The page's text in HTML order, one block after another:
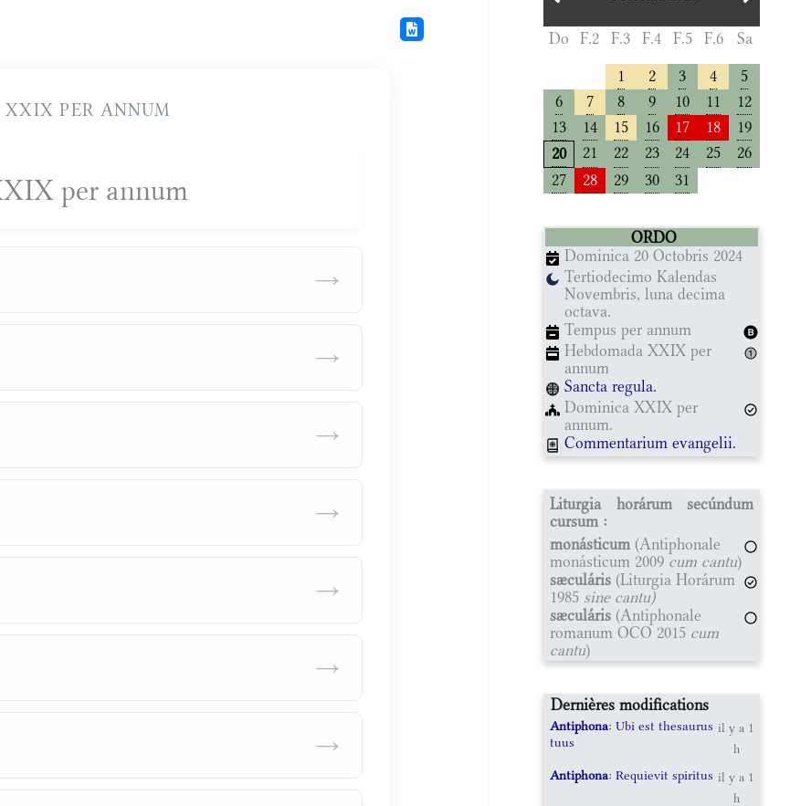
XXIX PER ANNUM
per annum
→
→
→
→
→
→
→
Do F.2 F.3 F.4 F.5 F.6 Sa
1 2 3 4
5
6
7 8 9 10 11
12
13
14 15 16 17 18
19
20
21 22 23 24 25
26
27
28 29 30 31
ORDO
Dominica 20 Octobris 2024
Tertiodecimo Kalendas
Novembris, luna decima
octava.
Tempus per annum
Hebdomada XXIX per
annum
Sancta regula.
Dominica XXIX per
annum.
Commentarium evangelii.
Liturgia horárum secúndum
cursum :
monásticum (Antiphonale
monásticum 2009 cum cantu)
sæculáris (Liturgia Horárum
1985 sine cantu)
sæculáris (Antiphonale
romanum OCO 2015 cum
cantu)
Dernières modifications
Antiphona: Ubi est thesaurus
tuus
il y a 1
h
Antiphona: Requievit spiritus il y a 1
h